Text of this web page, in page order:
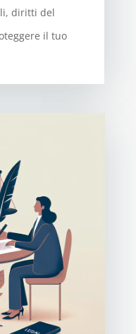
diritti del
il tuo